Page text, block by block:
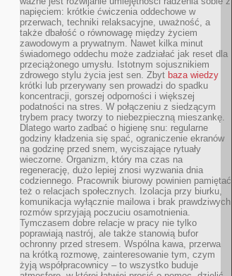
napięciem: krótkie ćwiczenia oddechowe w
przerwach, techniki relaksacyjne, uważność, a
także dbałość o równowagę między życiem
zawodowym a prywatnym. Nawet kilka minut
świadomego oddechu może zadziałać jak reset dla
przeciążonego umysłu. Istotnym sojusznikiem
zdrowego stylu życia jest sen. Zbyt baza wiedzy
krótki lub przerywany sen prowadzi do spadku
koncentracji, gorszej odporności i większej
podatności na stres. W połączeniu z siedzącym
trybem pracy tworzy to niebezpieczną mieszankę.
Dlatego warto zadbać o higienę snu: regularne
godziny kładzenia się spać, ograniczenie ekranów
na godzinę przed snem, wyciszające rytuały
wieczorne. Organizm, który ma czas na
regenerację, dużo lepiej znosi wyzwania dnia
codziennego. Pracownik biurowy powinien pamiętać
też o relacjach społecznych. Izolacja przy biurku,
komunikacja wyłącznie mailowa i brak prawdziwych
rozmów sprzyjają poczuciu osamotnienia.
Tymczasem dobre relacje w pracy nie tylko
poprawiają nastrój, ale także stanowią bufor
ochronny przed stresem. Wspólna kawa, przerwa
na krótką rozmowę, zainteresowanie tym, czym
żyją współpracownicy – to wszystko buduje